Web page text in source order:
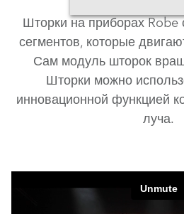
Шторки на приборах Robe
сегментов, которые
Сам модуль шторок
Шторки можно
инновационной функцией
луча.